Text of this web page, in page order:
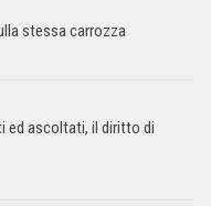
stessa carrozza
ed ascoltati, il diritto di